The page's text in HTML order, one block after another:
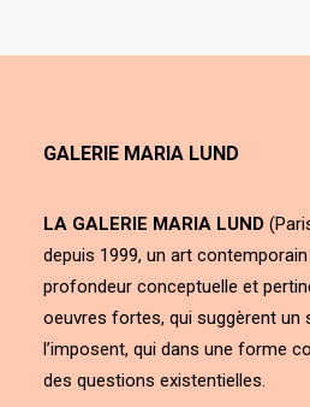
GALERIE MARIA LUND
LA GALERIE MARIA LUND
depuis 1999, un art
profondeur conceptuelle et
oeuvres fortes, qui suggèrent un
l’imposent, qui dans une forme
des questions existentielles.